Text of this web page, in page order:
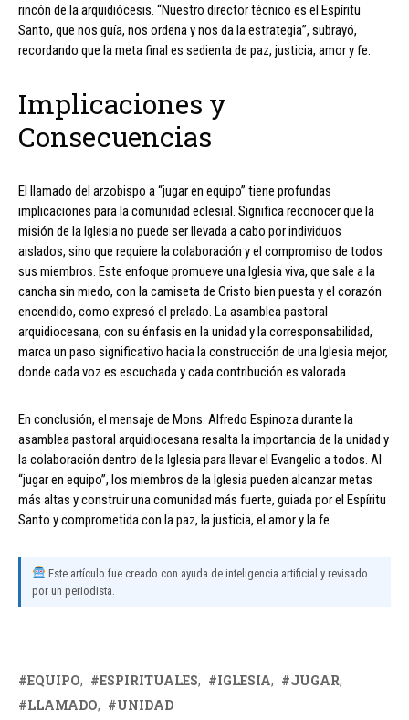
rincón de la arquidiócesis. “Nuestro director técnico es el Espíritu
Santo, que nos guía, nos ordena y nos da la estrategia”, subrayó,
recordando que la meta final es sedienta de paz, justicia, amor y fe.
Implicaciones y
Consecuencias
El llamado del arzobispo a “jugar en equipo” tiene profundas
implicaciones para la comunidad eclesial. Significa reconocer que la
misión de la Iglesia no puede ser llevada a cabo por individuos
aislados, sino que requiere la colaboración y el compromiso de todos
sus miembros. Este enfoque promueve una Iglesia viva, que sale a la
cancha sin miedo, con la camiseta de Cristo bien puesta y el corazón
encendido, como expresó el prelado. La asamblea pastoral
arquidiocesana, con su énfasis en la unidad y la corresponsabilidad,
marca un paso significativo hacia la construcción de una Iglesia mejor,
donde cada voz es escuchada y cada contribución es valorada.
En conclusión, el mensaje de Mons. Alfredo Espinoza durante la
asamblea pastoral arquidiocesana resalta la importancia de la unidad y
la colaboración dentro de la Iglesia para llevar el Evangelio a todos. Al
“jugar en equipo”, los miembros de la Iglesia pueden alcanzar metas
más altas y construir una comunidad más fuerte, guiada por el Espíritu
Santo y comprometida con la paz, la justicia, el amor y la fe.
Este artículo fue creado con ayuda de inteligencia artificial y revisado
por un periodista.
EQUIPO ESPIRITUALES IGLESIA
JUGAR
LLAMADO
UNIDAD